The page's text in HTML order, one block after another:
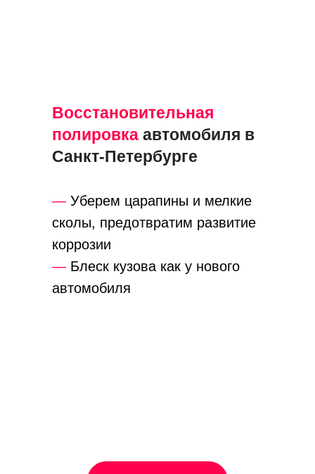
Восстановительная
полировка автомобиля в
Санкт-Петербурге
— Уберем царапины и мелкие
сколы, предотвратим развитие
коррозии
— Блеск кузова как у нового
автомобиля